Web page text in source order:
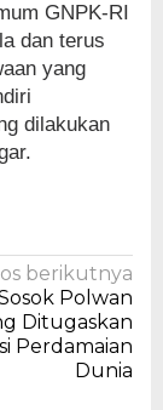
GNPK-RI
dan terus
yang
dilakukan
berikutnya
Polwan
Ditugaskan
Perdamaian
Dunia